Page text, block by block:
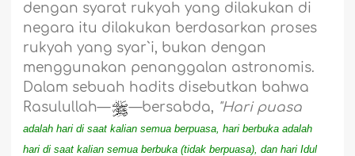
dengan syarat rukyah yang dilakukan di
negara itu dilakukan berdasarkan proses
rukyah yang syar`i, bukan dengan
menggunakan penanggalan astronomis.
Dalam sebuah hadits disebutkan bahwa
Rasulullah—
—bersabda, "Hari puasa
adalah hari di saat kalian semua berpuasa, hari berbuka adalah
hari di saat kalian semua berbuka (tidak berpuasa), dan hari Idul